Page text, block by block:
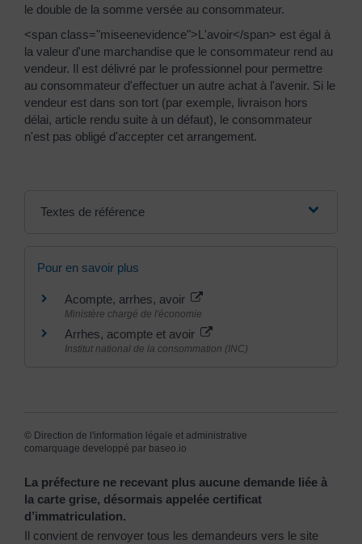
le double de la somme versée au consommateur.
<span class="miseenevidence">L'avoir</span> est égal à
la valeur d'une marchandise que le consommateur rend au
vendeur. Il est délivré par le professionnel pour permettre
au consommateur d'effectuer un autre achat à l'avenir. Si le
vendeur est dans son tort (par exemple, livraison hors
délai, article rendu suite à un défaut), le consommateur
n'est pas obligé d'accepter cet arrangement.
Textes de référence
Pour en savoir plus
Acompte, arrhes, avoir
Ministère chargé de l'économie
Arrhes, acompte et avoir
Institut national de la consommation (INC)
© Direction de l'information légale et administrative
comarquage developpé par baseo.io
La préfecture ne recevant plus aucune demande liée à
la carte grise, désormais appelée certificat
d’immatriculation.
Il convient de renvoyer tous les demandeurs vers le site